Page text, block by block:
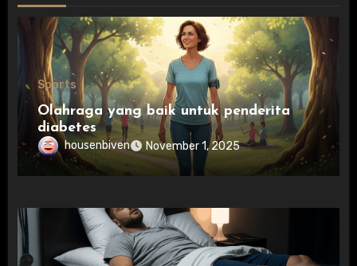
Sports
Olahraga yang baik untuk penderita
diabetes
housenbiven November 1, 2025